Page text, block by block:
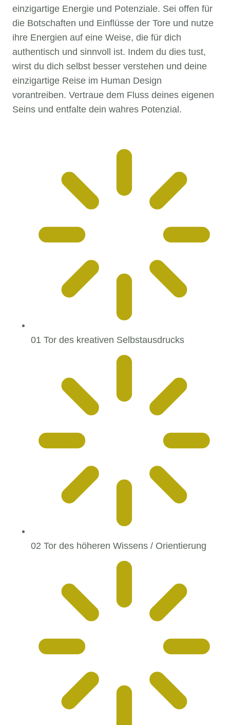
einzigartige Energie und Potenziale. Sei offen für
die Botschaften und Einflüsse der Tore und nutze
ihre Energien auf eine Weise, die für dich
authentisch und sinnvoll ist. Indem du dies tust,
wirst du dich selbst besser verstehen und deine
einzigartige Reise im Human Design
vorantreiben. Vertraue dem Fluss deines eigenen
Seins und entfalte dein wahres Potenzial.
01 Tor des kreativen Selbstausdrucks
02 Tor des höheren Wissens / Orientierung